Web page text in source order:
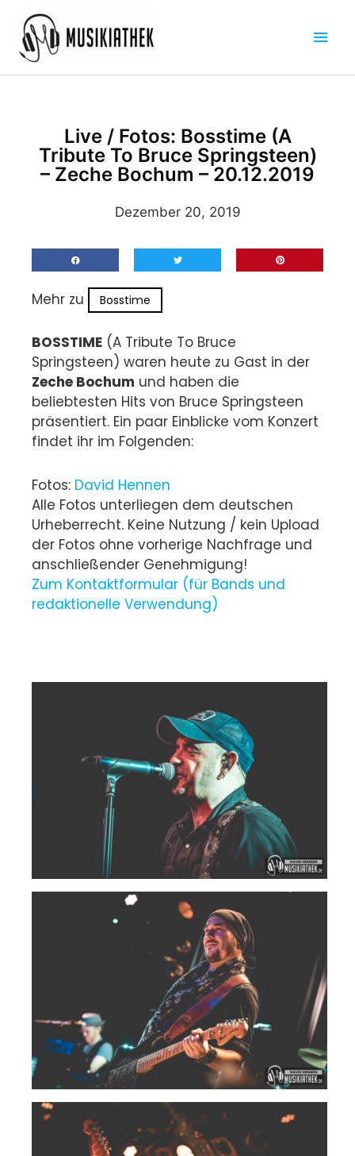
Inhalt
springen
Live / Fotos: Bosstime (A
Tribute To Bruce Springsteen)
– Zeche Bochum – 20.12.2019
Dezember 20, 2019
Mehr zu Bosstime
BOSSTIME (A Tribute To Bruce
Springsteen) waren heute zu Gast in der
Zeche Bochum und haben die
beliebtesten Hits von Bruce Springsteen
präsentiert. Ein paar Einblicke vom Konzert
findet ihr im Folgenden:
Fotos: David Hennen
Alle Fotos unterliegen dem deutschen
Urheberrecht. Keine Nutzung / kein Upload
der Fotos ohne vorherige Nachfrage und
anschließender Genehmigung!
Zum Kontaktformular (für Bands und
redaktionelle Verwendung)